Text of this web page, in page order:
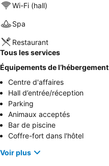
Wi-Fi (hall)
Spa
Restaurant
Tous les services
Équipements de l’hébergement
Centre d'affaires
Hall d’entrée/réception
Parking
Animaux acceptés
Bar de piscine
Coffre-fort dans l'hôtel
Voir plus